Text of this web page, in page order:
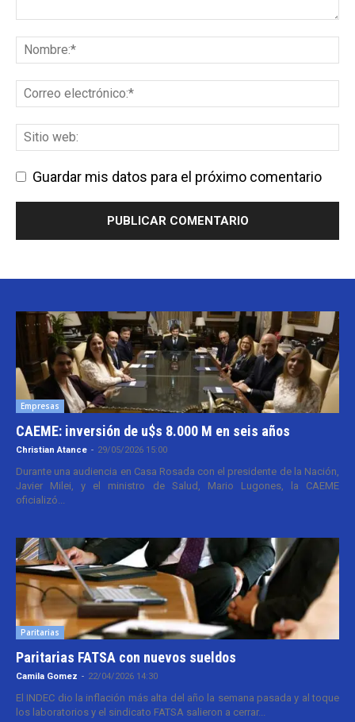
Guardar mis datos para el próximo comentario
Empresas
CAEME: inversión de u$s 8.000 M en seis años
Christian Atance - 29/05/2026 15:00
Durante una audiencia en Casa Rosada con el presidente de la Nación,
Javier Milei, y el ministro de Salud, Mario Lugones, la CAEME
oficializó...
Paritarias
Paritarias FATSA con nuevos sueldos
Camila Gomez - 22/04/2026 14:30
El INDEC dio la inflación más alta del año la semana pasada y al toque
los laboratorios y el sindicato FATSA salieron a cerrar...